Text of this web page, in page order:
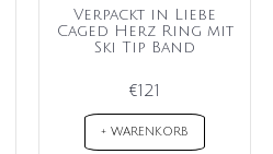
Verpackt in Liebe
Caged Herz Ring mit
Ski Tip Band
€121
+ WARENKORB